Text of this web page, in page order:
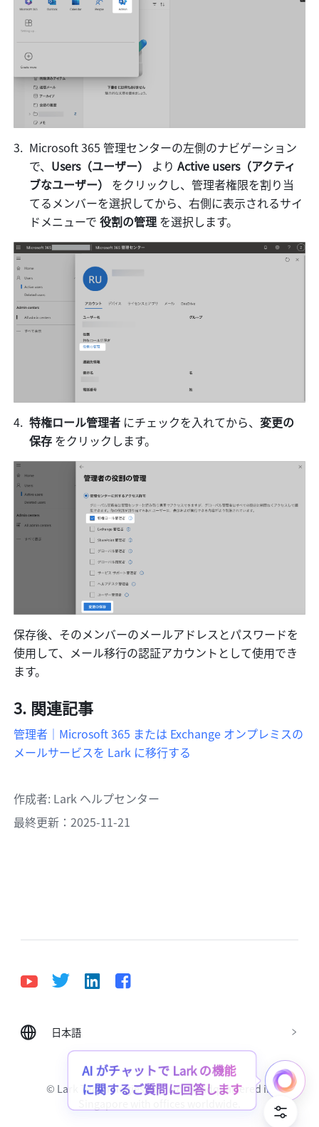
Microsoft 365 管理センターの左側のナビゲーション
で、 Users（ユーザー） より Active users（アクティ
ブなユーザー） をクリックし、管理者権限を割り当
てるメンバーを選択してから、右側に表示されるサイ
ドメニューで 役割の管理 を選択します。
特権ロール管理者 にチェックを入れてから、変更の
保存 をクリックします。
保存後、そのメンバーのメールアドレスとパスワードを
使用して、メール移行の認証アカウントとして使用でき
ます。
関連記事
管理者｜Microsoft 365 または Exchange オンプレミスの
メールサービスを Lark に移行する
作成者: Lark ヘルプセンター
最終更新：2025-11-21
日本語
Bahasa Indonesia Deutsch English
Español
Italiano
Português (Brasil)
Tiếng Việt
ไทย 한국어 日本語
中文
Русский язык
हिन्दी
© Lark Technologies Pte. Ltd. Headquartered in
AI がチャットで Lark の機能
に関するご質問に回答します